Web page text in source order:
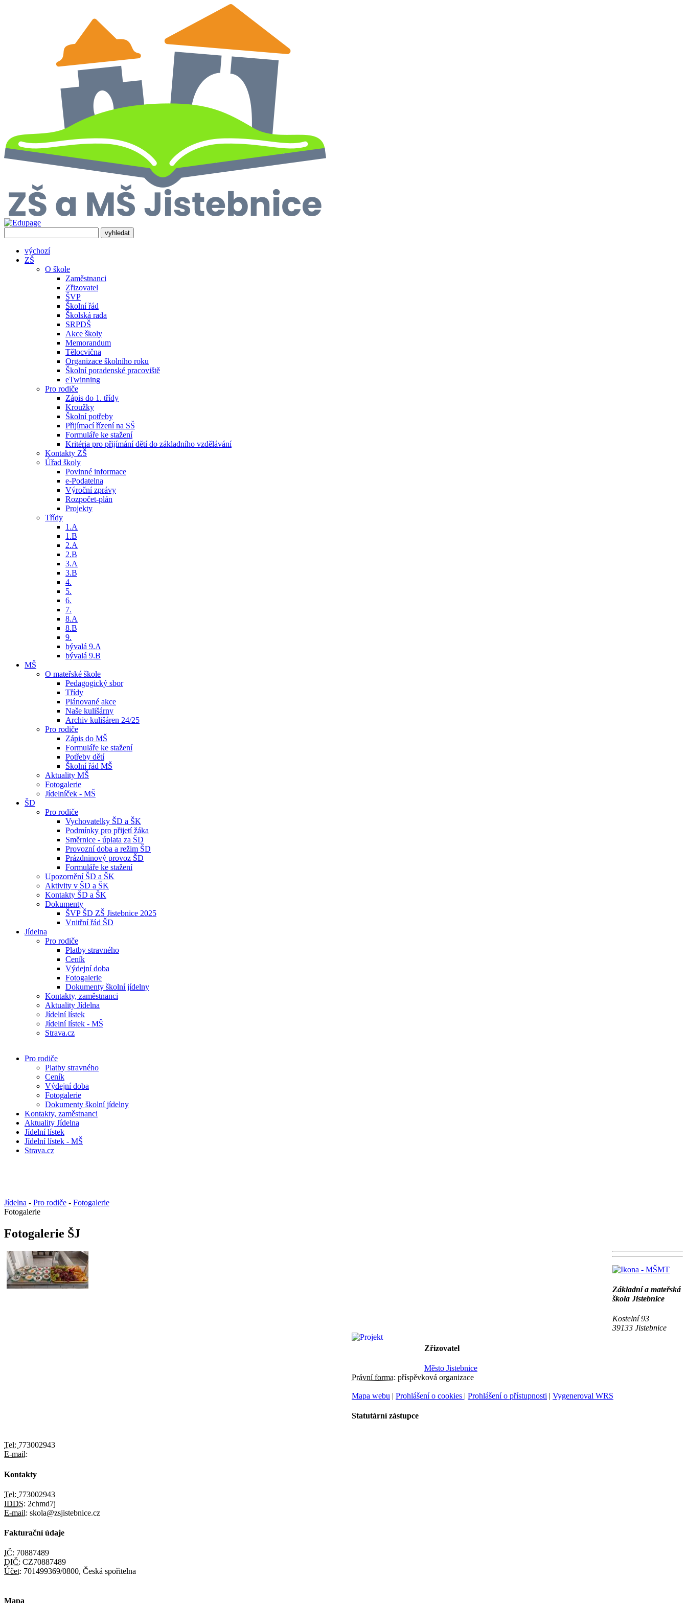
výchozí
ZŠ
O škole
Zaměstnanci
Zřizovatel
ŠVP
Školní řád
Školská rada
SRPDŠ
Akce školy
Memorandum
Tělocvična
Organizace školního roku
Školní poradenské pracoviště
eTwinning
Pro rodiče
Zápis do 1. třídy
Kroužky
Školní potřeby
Přijímací řízení na SŠ
Formuláře ke stažení
Kritéria pro přijímání dětí do základního vzdělávání
Kontakty ZŠ
Úřad školy
Povinné informace
e-Podatelna
Výroční zprávy
Rozpočet-plán
Projekty
Třídy
1.A
1.B
2.A
2.B
3.A
3.B
4.
5.
6.
7.
8.A
8.B
9.
bývalá 9.A
bývalá 9.B
MŠ
O mateřské škole
Pedagogický sbor
Třídy
Plánované akce
Naše kulišárny
Archiv kulišáren 24/25
Pro rodiče
Zápis do MŠ
Formuláře ke stažení
Potřeby dětí
Školní řád MŠ
Aktuality MŠ
Fotogalerie
Jídelníček - MŠ
ŠD
Pro rodiče
Vychovatelky ŠD a ŠK
Podmínky pro přijetí žáka
Směrnice - úplata za ŠD
Provozní doba a režim ŠD
Prázdninový provoz ŠD
Formuláře ke stažení
Upozornění ŠD a ŠK
Aktivity v ŠD a ŠK
Kontakty ŠD a ŠK
Dokumenty
ŠVP ŠD ZŠ Jistebnice 2025
Vnitřní řád ŠD
Jídelna
Pro rodiče
Platby stravného
Ceník
Výdejní doba
Fotogalerie
Dokumenty školní jídelny
Kontakty, zaměstnanci
Aktuality Jídelna
Jídelní lístek
Jídelní lístek - MŠ
Strava.cz
Pro rodiče
Platby stravného
Ceník
Výdejní doba
Fotogalerie
Dokumenty školní jídelny
Kontakty, zaměstnanci
Aktuality Jídelna
Jídelní lístek
Jídelní lístek - MŠ
Strava.cz
Jídelna - Pro rodiče - Fotogalerie
Fotogalerie
Fotogalerie ŠJ
Základní a mateřská
škola Jistebnice
Kostelní 93
39133 Jistebnice
Zřizovatel
Město Jistebnice
Právní forma: příspěvková organizace
Mapa webu | Prohlášení o cookies | Prohlášení o přístupnosti | Vygeneroval WRS
Statutární zástupce
Tel: 773002943
E-mail:
Kontakty
Tel: 773002943
IDDS: 2chmd7j
E-mail: skola@zsjistebnice.cz
Fakturační údaje
IČ: 70887489
DIČ: CZ70887489
Účet: 701499369/0800, Česká spořitelna
Mapa